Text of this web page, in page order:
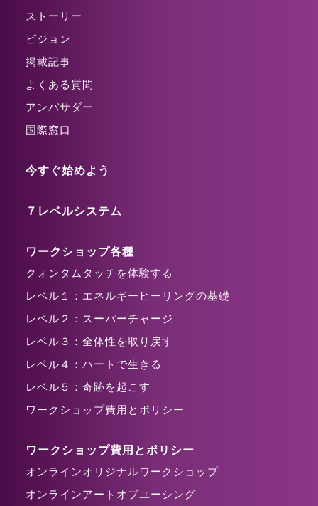
ストーリー
ビジョン
掲載記事
よくある質問
アンバサダー
国際窓口
今すぐ始めよう
７レベルシステム
ワークショップ各種
クォンタムタッチを体験する
レベル１：エネルギーヒーリングの基礎
レベル２：スーパーチャージ
レベル３：全体性を取り戻す
レベル４：ハートで生きる
レベル５：奇跡を起こす
ワークショップ費用とポリシー
ワークショップ費用とポリシー
オンラインオリジナルワークショップ
オンラインアートオブユーシング